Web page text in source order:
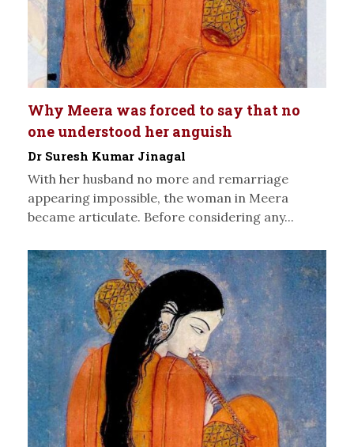
Why Meera was forced to say that no
one understood her anguish
Dr Suresh Kumar Jinagal
With her husband no more and remarriage
appearing impossible, the woman in Meera
became articulate. Before considering any...